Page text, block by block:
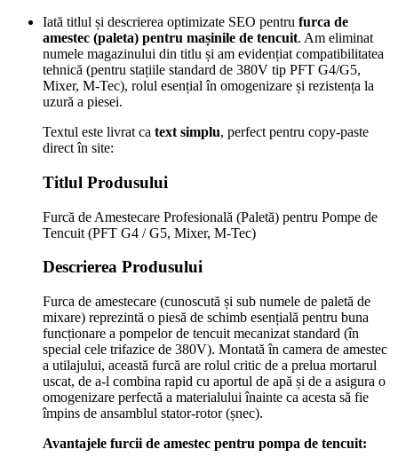
Iată titlul și descrierea optimizate SEO pentru furca de
amestec (paleta) pentru mașinile de tencuit. Am eliminat
numele magazinului din titlu și am evidențiat compatibilitatea
tehnică (pentru stațiile standard de 380V tip PFT G4/G5,
Mixer, M-Tec), rolul esențial în omogenizare și rezistența la
uzură a piesei.
Textul este livrat ca text simplu, perfect pentru copy-paste
direct în site:
Titlul Produsului
Furcă de Amestecare Profesională (Paletă) pentru Pompe de
Tencuit (PFT G4 / G5, Mixer, M-Tec)
Descrierea Produsului
Furca de amestecare (cunoscută și sub numele de paletă de
mixare) reprezintă o piesă de schimb esențială pentru buna
funcționare a pompelor de tencuit mecanizat standard (în
special cele trifazice de 380V). Montată în camera de amestec
a utilajului, această furcă are rolul critic de a prelua mortarul
uscat, de a-l combina rapid cu aportul de apă și de a asigura o
omogenizare perfectă a materialului înainte ca acesta să fie
împins de ansamblul stator-rotor (șnec).
Avantajele furcii de amestec pentru pompa de tencuit: